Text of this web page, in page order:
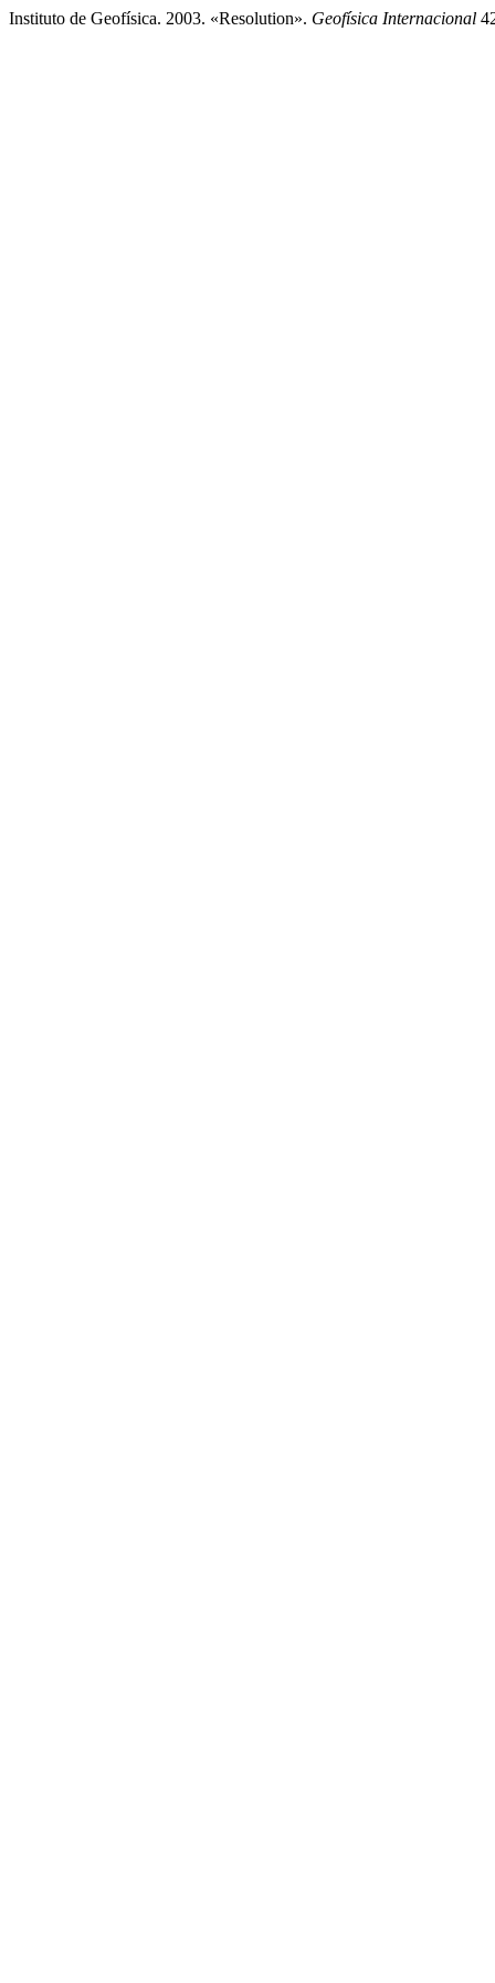
Instituto de Geofísica. 2003. «Resolution». Geofísica Internacional